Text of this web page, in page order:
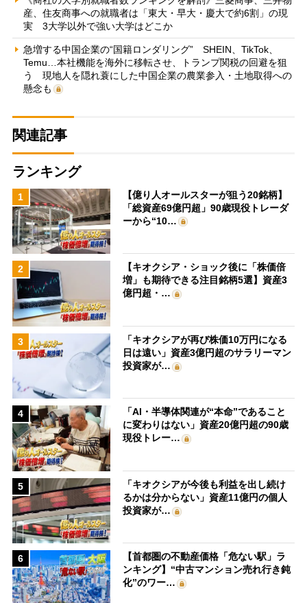
産、住友商事への就職者は「東大・早大・慶大で約6割」の現
実 3大学以外で強い大学はどこか
急増する中国企業の“国籍ロンダリング” SHEIN、TikTok、
Temu…本社機能を海外に移転させ、トランプ関税の回避を狙
う 現地人を隠れ蓑にした中国企業の農業参入・土地取得への
懸念も
関連記事
ランキング
1
【億り人オールスターが狙う20銘柄】
「総資産69億円超」90歳現役トレーダ
ーから“10…
2
【キオクシア・ショック後に「株価倍
増」も期待できる注目銘柄5選】資産3
億円超・…
3
「キオクシアが再び株価10万円になる
日は遠い」資産3億円超のサラリーマン
投資家が…
4
「AI・半導体関連が“本命”であること
に変わりはない」資産20億円超の90歳
現役トレー…
5
「キオクシアが今後も利益を出し続け
るかは分からない」資産11億円の個人
投資家が…
6
【首都圏の不動産価格「危ない駅」ラ
ンキング】“中古マンション売れ行き鈍
化”のワー…